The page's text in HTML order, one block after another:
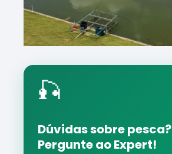
🎣
Dúvidas sobre pesca?
Pergunte ao Expert!